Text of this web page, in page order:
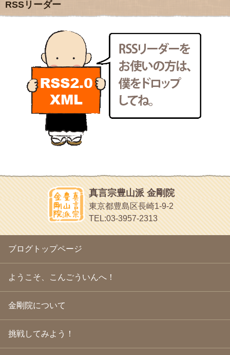
2011年10月(31)
2011年9月(24)
2011年7月(18)
2011年6月
2011年5月
(15)
2011年4月(17)
2011年3月(15)
2011年2月
2011年1月(22)
2010年12月(21)
2010年11月
2010年10月(13)
(16)
2010年6月(18)
2010年5月(22)
2010年4月(25)
2010年3月
(22)
2010年2月(23)
2010年1月(23)
(18)
2009年11月
(20)
2009年10月(20)
2009年9月 (20)
2009年6月(22)
2009年5月(20)
2009年4月
(24)
2009年3月(21)
2009年2月(19)
小豆島 圓満寺
新聞屋の道具箱
新聞社で使われる用語の解説など
makotoさんの御符内巡礼記
東京の巡礼記です
POLYHEDON
いろいろなことが書いてあるよ
bunchan
あちこち行って！
目白鍼灸院
日本人の繊細な体質にあわせた、やさしく気持ちよい鍼灸治療で
ほうげん日記
放言じゃなくて和尚さんの名前だよ
面白いサイトみつけたよ。
ヘェ～という感じ
chocolab.Air♪DIALY
ラブラドールのワンちゃんがかわいいよ
RSSリーダー
真言宗豊山派 金剛院
東京都豊島区長崎1-9-2
TEL:03-3957-2313
ブログトップページ
ようこそ、こんごういんへ！
金剛院について
挑戦してみよう！